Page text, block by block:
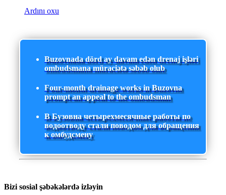
Ardını oxu
Buzovnada dörd ay davam edən drenaj işləri
ombudsmana müraciətə səbəb olub
Four-month drainage works in Buzovna
prompt an appeal to the ombudsman
В Бузовна четырехмесячные работы по
водоотводу стали поводом для обращения
к омбудсмену
Bizi sosial şəbəkələrdə izləyin